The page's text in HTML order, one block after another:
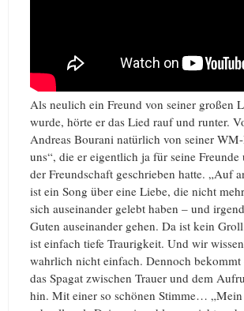
Als neulich ein Freund von seiner großen
wurde, hörte er das Lied rauf und runter.
Andreas Bourani natürlich von seiner
uns“, die er eigentlich ja für seine Freunde
der Freundschaft geschrieben hatte. „Auf
ist ein Song über eine Liebe, die nicht
sich auseinander gelebt haben – und
Guten auseinander gehen. Da ist kein
ist einfach tiefe Traurigkeit. Und wir
wahrlich nicht einfach. Dennoch
das Spagat zwischen Trauer und dem
hin. Mit einer so schönen Stimme…